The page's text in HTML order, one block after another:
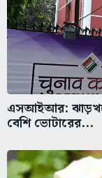
এসআইআর:
বেশি ভোটারের...